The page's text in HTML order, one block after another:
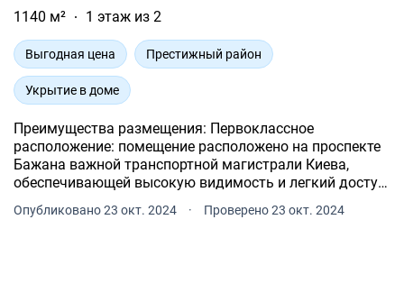
1140 м²
1 этаж из 2
Выгодная цена Престижный район
Укрытие в доме
Преимущества размещения: Первоклассное
расположение: помещение расположено на проспекте
Бажана важной транспортной магистрали Киева,
обеспечивающей высокую видимость и легкий доступ
для клиентов. Метро "Позняки" находится в 7 минутах
пешком, что создает интенсивный пешеходный
Опубликовано 23 окт. 2024 · Проверено 23 окт. 2024